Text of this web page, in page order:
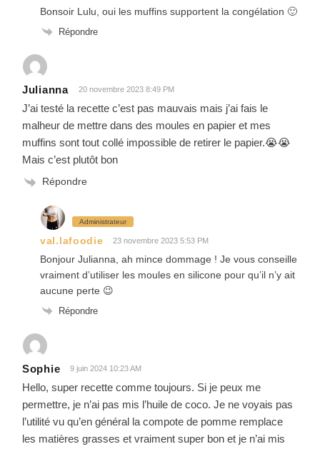
Bonsoir Lulu, oui les muffins supportent la congélation 🙂
Répondre
Julianna 20 novembre 2023 8:49 PM
J’ai testé la recette c’est pas mauvais mais j’ai fais le
malheur de mettre dans des moules en papier et mes
muffins sont tout collé impossible de retirer le papier.😭😭
Mais c’est plutôt bon
Répondre
Administrateur
val.lafoodie 23 novembre 2023 5:53 PM
Bonjour Julianna, ah mince dommage ! Je vous conseille
vraiment d’utiliser les moules en silicone pour qu’il n’y ait
aucune perte 😉
Répondre
Sophie 9 juin 2024 10:23 AM
Hello, super recette comme toujours. Si je peux me
permettre, je n’ai pas mis l’huile de coco. Je ne voyais pas
l’utilité vu qu’en général la compote de pomme remplace
les matières grasses et vraiment super bon et je n’ai mis